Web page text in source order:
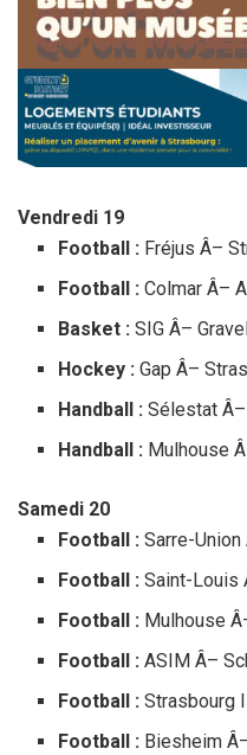
Vendredi 19
Football : Fréjus Â–
Football : Colmar Â–
Basket : SIG Â–
Hockey : Gap Â–
Handball : Sélestat Â–
Handball : Mulhouse
Samedi 20
Football : Sarre-Union
Football : Saint-Louis
Football : Mulhouse
Football : ASIM Â–
Football : Strasbourg
Football : Biesheim